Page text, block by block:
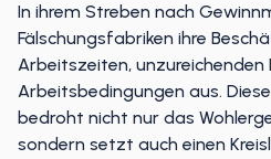
In ihrem Streben nach
Fälschungsfabriken ihre
Arbeitszeiten, unzureichenden
Arbeitsbedingungen aus.
bedroht nicht nur das
sondern setzt auch einen